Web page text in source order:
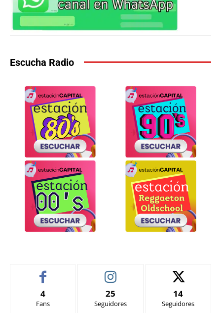
Escucha Radio
4
Fans
25
Seguidores
14
Seguidores